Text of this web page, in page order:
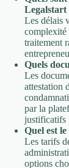
Legalstart
Les délais
complexité
traitement
Quels
Les
attestation
par la
justificatifs
Quel est
Les tarifs
options